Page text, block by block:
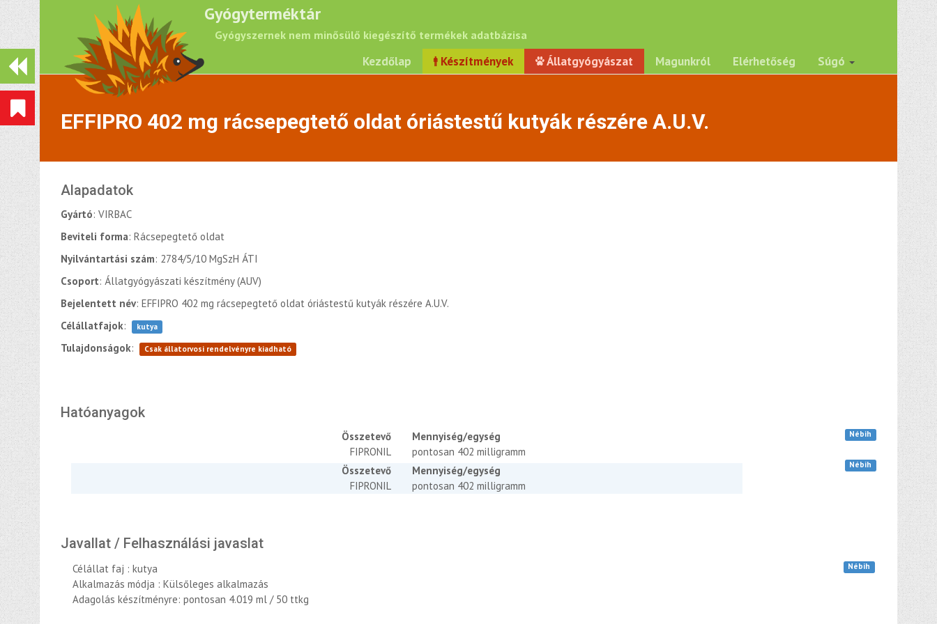
Gyógyterméktár
Gyógyszernek nem minősülő kiegészítő termékek adatbázisa
Kezdőlap Készítmények Állatgyógyászat Magunkról Elérhetőség Súgó
EFFIPRO 402 mg rácsepegtető oldat óriástestű kutyák részére A.U.V.
Alapadatok
Gyártó: VIRBAC
Beviteli forma: Rácsepegtető oldat
Nyilvántartási szám: 2784/5/10 MgSzH ÁTI
Csoport: Állatgyógyászati készítmény (AUV)
Bejelentett név: EFFIPRO 402 mg rácsepegtető oldat óriástestű kutyák részére A.U.V.
Célállatfajok: kutya
Tulajdonságok: Csak állatorvosi rendelvényre kiadható
Hatóanyagok
Összetevő
Mennyiség/egység
FIPRONIL
pontosan 402 milligramm
Nébih
Összetevő
Mennyiség/egység
FIPRONIL
pontosan 402 milligramm
Nébih
Javallat / Felhasználási javaslat
Célállat faj : kutya
Alkalmazás módja : Külsőleges alkalmazás
Adagolás készítményre: pontosan 4.019 ml / 50 ttkg
Nébih